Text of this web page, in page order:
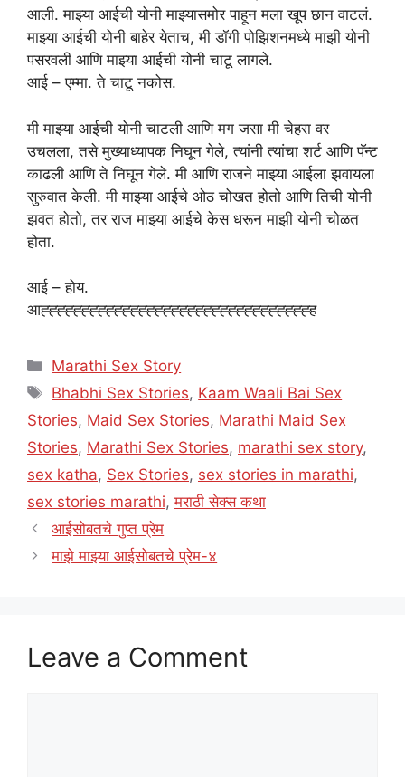
आली. माझ्या आईची योनी माझ्यासमोर पाहून मला खूप छान वाटलं.
माझ्या आईची योनी बाहेर येताच, मी डॉगी पोझिशनमध्ये माझी योनी
पसरवली आणि माझ्या आईची योनी चाटू लागले.
आई – एम्मा. ते चाटू नकोस.
मी माझ्या आईची योनी चाटली आणि मग जसा मी चेहरा वर
उचलला, तसे मुख्याध्यापक निघून गेले, त्यांनी त्यांचा शर्ट आणि पॅन्ट
काढली आणि ते निघून गेले. मी आणि राजने माझ्या आईला झवायला
सुरुवात केली. मी माझ्या आईचे ओठ चोखत होतो आणि तिची योनी
झवत होतो, तर राज माझ्या आईचे केस धरून माझी योनी चोळत
होता.
आई – होय.
आह्ह्ह्ह्ह्ह्ह्ह्ह्ह्ह्ह्ह्ह्ह्ह्ह्ह्ह्ह्ह्ह्ह्ह्ह्ह्ह्ह्ह्ह्ह्ह्ह्ह
Categories
Marathi Sex Story
Tags
Bhabhi Sex Stories, Kaam Waali Bai Sex
Stories, Maid Sex Stories, Marathi Maid Sex
Stories, Marathi Sex Stories, marathi sex story,
sex katha, Sex Stories, sex stories in marathi,
sex stories marathi,मराठी सेक्स कथा
आईसोबतचे गुप्त प्रेम
माझे माझ्या आईसोबतचे प्रेम-४
Leave a Comment